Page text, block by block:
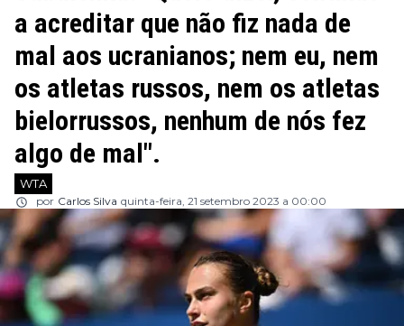
a acreditar que não fiz nada de
mal aos ucranianos; nem eu, nem
os atletas russos, nem os atletas
bielorrussos, nenhum de nós fez
algo de mal".
WTA
por Carlos Silva quinta-feira, 21 setembro 2023 a 00:00